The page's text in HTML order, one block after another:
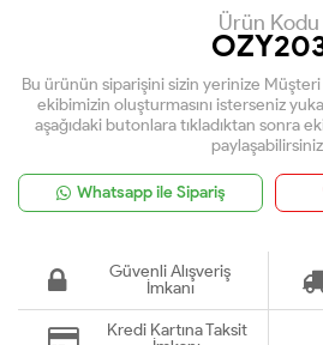
Ürün Kodu
Bu ürünün siparişini sizin yerinize
ekibimizin oluşturmasını isterseniz
aşağıdaki butonlara tıkladıktan sonra
Whatsapp ile Sipariş
Güvenli Alışveriş
İmkanı
Kredi Kartına Taksit